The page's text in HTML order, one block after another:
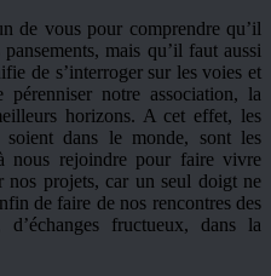
de vous pour comprendre qu’il
mais qu’il faut aussi
de s’interroger sur les voies et
notre association, la
horizons. A cet effet, les
soient dans le monde, sont les
nous rejoindre pour faire vivre
nos projets, car un seul doigt ne
de faire de nos rencontres des
fructueux, dans la